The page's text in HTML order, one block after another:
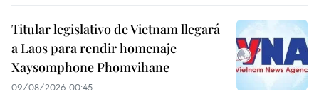
Titular legislativo de Vietnam llegará
a Laos para rendir homenaje
Xaysomphone Phomvihane
09/08/2026 00:45